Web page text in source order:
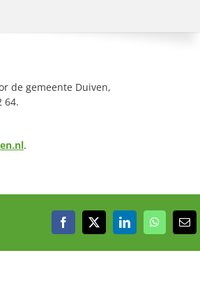
de gemeente Duiven,
64.
.
Facebook
X LinkedIn
E-